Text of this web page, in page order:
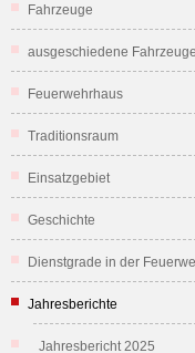
Fahrzeuge
ausgeschiedene Fahrzeuge
Feuerwehrhaus
Traditionsraum
Einsatzgebiet
Geschichte
Dienstgrade in der
Jahresberichte
Jahresbericht 2025